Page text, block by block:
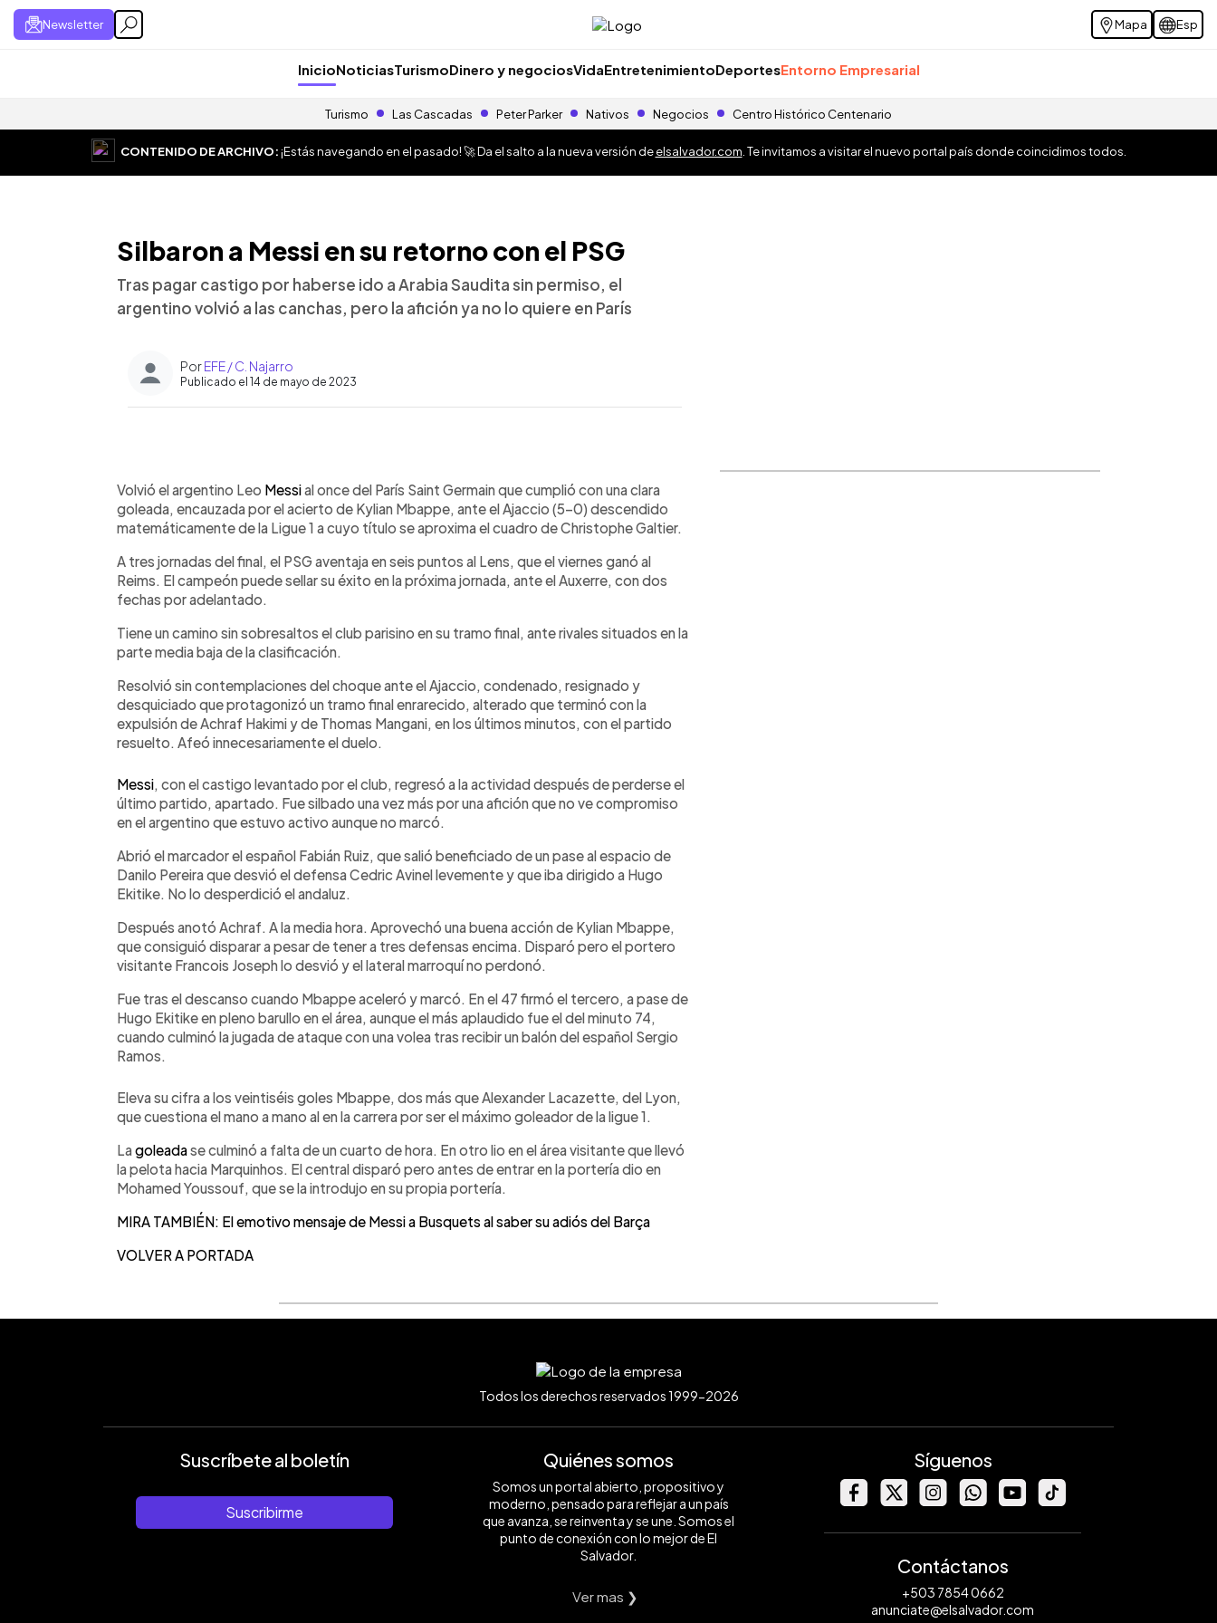
Newsletter Mapa Esp
InicioNoticiasTurismoDinero y negociosVidaEntretenimientoDeportesEntorno Empresarial
Turismo Las Cascadas Peter Parker Nativos Negocios Centro Histórico Centenario
CONTENIDO DE ARCHIVO:¡Estás navegando en el pasado! 🚀 Da el salto a la nueva versión deelsalvador.com . Te invitamos a visitar el nuevo portal país donde coincidimos todos.
Silbaron a Messi en su retorno con el PSG
Tras pagar castigo por haberse ido a Arabia Saudita sin permiso, el
argentino volvió a las canchas, pero la afición ya no lo quiere en París
PorEFE / C. Najarro
Publicado el 14 de mayo de 2023
Escuchar artículo
Volvió el argentino Leo Messial once del París Saint Germain que cumplió con una clara
goleada, encauzada por el acierto de Kylian Mbappe, ante el Ajaccio (5-0) descendido
matemáticamente de la Ligue 1 a cuyo título se aproxima el cuadro de Christophe Galtier.
A tres jornadas del final, el PSG aventaja en seis puntos al Lens, que el viernes ganó al
Reims. El campeón puede sellar su éxito en la próxima jornada, ante el Auxerre, con dos
fechas por adelantado.
Tiene un camino sin sobresaltos el club parisino en su tramo final, ante rivales situados en la
parte media baja de la clasificación.
Resolvió sin contemplaciones del choque ante el Ajaccio, condenado, resignado y
desquiciado que protagonizó un tramo final enrarecido, alterado que terminó con la
expulsión de Achraf Hakimi y de Thomas Mangani, en los últimos minutos, con el partido
resuelto. Afeó innecesariamente el duelo.
Messi, con el castigo levantado por el club, regresó a la actividad después de perderse el
último partido, apartado. Fue silbado una vez más por una afición que no ve compromiso
en el argentino que estuvo activo aunque no marcó.
Abrió el marcador el español Fabián Ruiz, que salió beneficiado de un pase al espacio de
Danilo Pereira que desvió el defensa Cedric Avinel levemente y que iba dirigido a Hugo
Ekitike. No lo desperdició el andaluz.
Después anotó Achraf. A la media hora. Aprovechó una buena acción de Kylian Mbappe,
que consiguió disparar a pesar de tener a tres defensas encima. Disparó pero el portero
visitante Francois Joseph lo desvió y el lateral marroquí no perdonó.
Fue tras el descanso cuando Mbappe aceleró y marcó. En el 47 firmó el tercero, a pase de
Hugo Ekitike en pleno barullo en el área, aunque el más aplaudido fue el del minuto 74,
cuando culminó la jugada de ataque con una volea tras recibir un balón del español Sergio
Ramos.
Eleva su cifra a los veintiséis goles Mbappe, dos más que Alexander Lacazette, del Lyon,
que cuestiona el mano a mano al en la carrera por ser el máximo goleador de la ligue 1.
Lagoleadase culminó a falta de un cuarto de hora. En otro lio en el área visitante que llevó
la pelota hacia Marquinhos. El central disparó pero antes de entrar en la portería dio en
Mohamed Youssouf, que se la introdujo en su propia portería.
MIRA TAMBIÉN: El emotivo mensaje de Messi a Busquets al saber su adiós del Barça
VOLVER A PORTADA
Todos los derechos reservados 1999-2026
Suscríbete al boletín
Suscribirme
Quiénes somos
Somos un portal abierto, propositivo y
moderno, pensado para reflejar a un país
que avanza, se reinventa y se une. Somos el
punto de conexión con lo mejor de El
Salvador.
Ver mas ❯
Síguenos
Contáctanos
+503 7854 0662
anunciate@elsalvador.com